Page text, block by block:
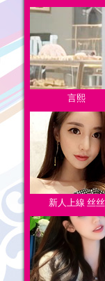
言熙
新人上線 丝丝